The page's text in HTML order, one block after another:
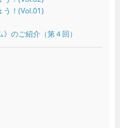
う！(Vol.01)
のご紹介（第４回）